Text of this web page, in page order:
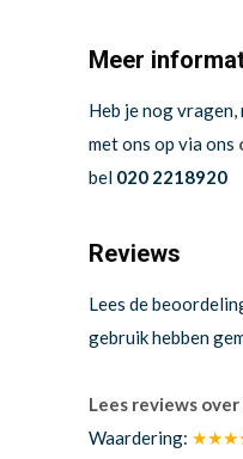
Meer
Heb je nog
met ons op via ons
bel 020 2218920
Reviews
Lees de
gebruik hebben
Lees reviews
Waardering: